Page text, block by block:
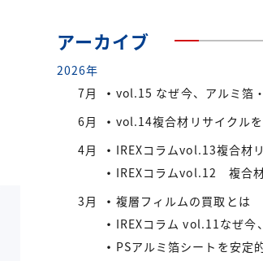
アーカイブ
2026年
7月
vol.15 なぜ今、アルミ箔・紙付きPS/PP複合材端材が注目されて
6月
vol.14複合材リサイクルを導入する際の検討
4月
IREXコラムvol.13複合材リサイクルにおける課題と今後
IREXコラムvol.12 複合材リサイクルの将来性と市場拡大の
3月
複層フィルムの買取とは
IREXコラム vol.11なぜ今、複合材リサイクルが注目されて
PSアルミ箔シートを安定的に処理したい業者様、当社が買い取